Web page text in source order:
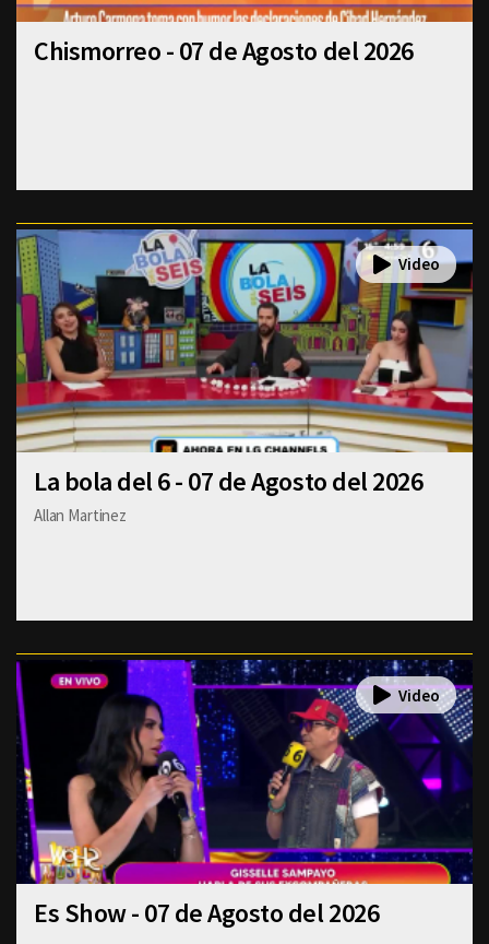
Chismorreo - 07 de Agosto del 2026
La bola del 6 - 07 de Agosto del 2026
Allan Martinez
Es Show - 07 de Agosto del 2026